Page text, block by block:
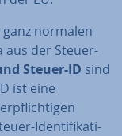
normalen
aus der Steu­er­
Steuer-ID sind
ist eine
Iden­ti­fi­ka­ti­